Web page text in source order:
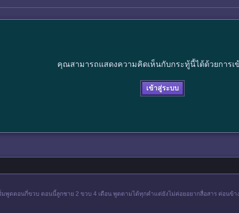
คุณสามารถแสดงความคิดเห็นกับกระทู้นี้ได้ด้วยการเ
เข้าสู่ระบบ
พูดตอนกี่ขวบ ตอนนี้ลูกชาย 2 ขวบ 4 เดือน พูดตามได้ทุกคำแต่ยังไม่ค่อยอยากสื่อสาร ค่อนข้า